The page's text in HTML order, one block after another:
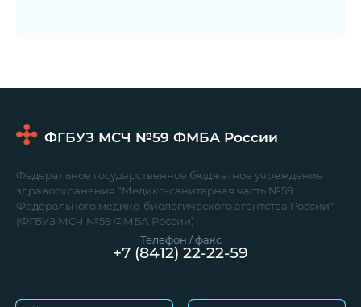
ФГБУЗ МСЧ №59 ФМБА России
Федеральное государственное бюджетное учреждение
здравоохранения "Медико-санитарная часть №59
Федерального медико-биологического агентства России"
(ФГБУЗ МСЧ №59 ФМБА России)
Телефон / факс
+7 (8412) 22-22-59